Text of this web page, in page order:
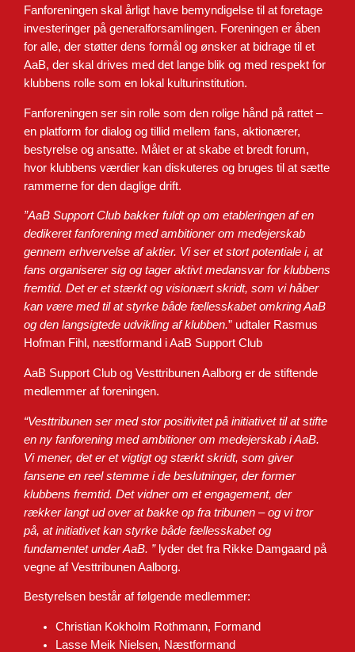
Fanforeningen skal årligt have bemyndigelse til at foretage
investeringer på generalforsamlingen. Foreningen er åben
for alle, der støtter dens formål og ønsker at bidrage til et
AaB, der skal drives med det lange blik og med respekt for
klubbens rolle som en lokal kulturinstitution.
Fanforeningen ser sin rolle som den rolige hånd på rattet –
en platform for dialog og tillid mellem fans, aktionærer,
bestyrelse og ansatte. Målet er at skabe et bredt forum,
hvor klubbens værdier kan diskuteres og bruges til at sætte
rammerne for den daglige drift.
”AaB Support Club bakker fuldt op om etableringen af en
dedikeret fanforening med ambitioner om medejerskab
gennem erhvervelse af aktier. Vi ser et stort potentiale i, at
fans organiserer sig og tager aktivt medansvar for klubbens
fremtid. Det er et stærkt og visionært skridt, som vi håber
kan være med til at styrke både fællesskabet omkring AaB
og den langsigtede udvikling af klubben.” udtaler Rasmus
Hofman Fihl, næstformand i AaB Support Club
AaB Support Club og Vesttribunen Aalborg er de stiftende
medlemmer af foreningen.
“Vesttribunen ser med stor positivitet på initiativet til at stifte
en ny fanforening med ambitioner om medejerskab i AaB.
Vi mener, det er et vigtigt og stærkt skridt, som giver
fansene en reel stemme i de beslutninger, der former
klubbens fremtid. Det vidner om et engagement, der
rækker langt ud over at bakke op fra tribunen – og vi tror
på, at initiativet kan styrke både fællesskabet og
fundamentet under AaB. ” lyder det fra Rikke Damgaard på
vegne af Vesttribunen Aalborg.
Bestyrelsen består af følgende medlemmer:
Christian Kokholm Rothmann, Formand
Lasse Meik Nielsen, Næstformand